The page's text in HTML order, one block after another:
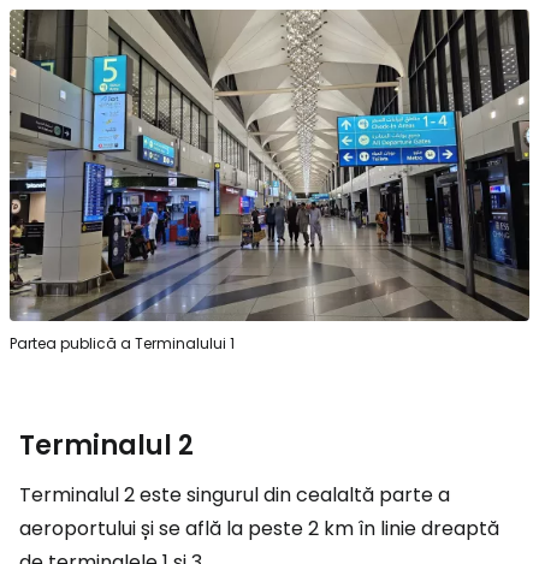
Partea publică a Terminalului 1
Terminalul 2
Terminalul 2 este singurul din cealaltă parte a
aeroportului și se află la peste 2 km în linie dreaptă